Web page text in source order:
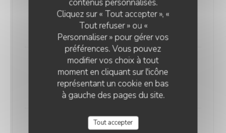
contenus personnalisés.
Cliquez sur « Tout accepter », «
Tout refuser » ou «
Personnaliser » pour gérer vos
préférences. Vous pouvez
modifier vos choix à tout
moment en cliquant sur l'icône
représentant un cookie en bas
à gauche des pages du site.
Tout accepter
Arayes
Pain farcie de viande, tomate, persil grillées
17,00 EUR
Brochettes de faux filet
2 Brochettes de faux filet grillées
20,00 EUR
Makanek Saucisse Libanaise